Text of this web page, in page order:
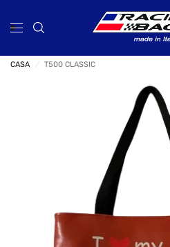
CASA T500 CLASSIC